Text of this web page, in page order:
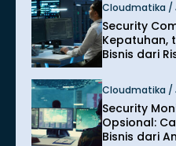
Cloudmatika /
Security
Kepatuhan,
Bisnis dari
Cloudmatika /
Security
Opsional:
Bisnis dari